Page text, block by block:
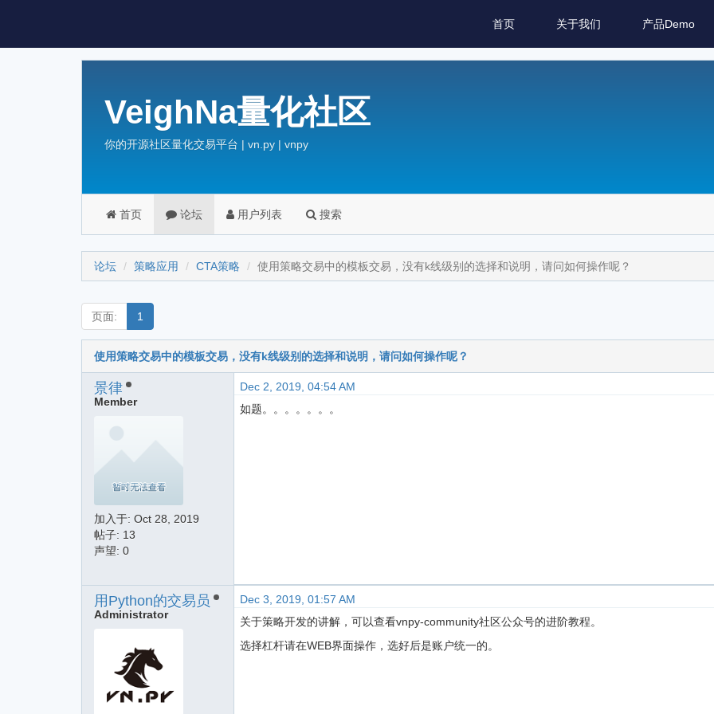
首页 关于我们 产品Demo
VeighNa量化社区
你的开源社区量化交易平台 | vn.py | vnpy
首页 论坛 用户列表 搜索
论坛 策略应用 CTA策略 使用策略交易中的模板交易，没有k线级别的选择和说明，请问如何操作呢？
页面: 1
使用策略交易中的模板交易，没有k线级别的选择和说明，请问如何操作呢？
景律
Member
加入于: Oct 28, 2019
帖子: 13
声望: 0
Dec 2, 2019, 04:54 AM
如题。。。。。。。
用Python的交易员
Administrator
Dec 3, 2019, 01:57 AM
关于策略开发的讲解，可以查看vnpy-community社区公众号的进阶教程。
选择杠杆请在WEB界面操作，选好后是账户统一的。